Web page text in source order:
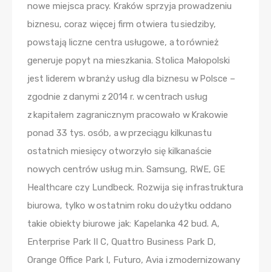
nowe miejsca pracy. Kraków sprzyja prowadzeniu
biznesu, coraz więcej firm otwiera tu siedziby,
powstają liczne centra usługowe, a to również
generuje popyt na mieszkania. Stolica Małopolski
jest liderem w branży usług dla biznesu w Polsce –
zgodnie z danymi z 2014 r. w centrach usług
z kapitałem zagranicznym pracowało w Krakowie
ponad 33 tys. osób, a w przeciągu kilkunastu
ostatnich miesięcy otworzyło się kilkanaście
nowych centrów usług m.in. Samsung, RWE, GE
Healthcare czy Lundbeck. Rozwija się infrastruktura
biurowa, tylko w ostatnim roku do użytku oddano
takie obiekty biurowe jak: Kapelanka 42 bud. A,
Enterprise Park II C, Quattro Business Park D,
Orange Office Park I, Futuro, Avia i zmodernizowany